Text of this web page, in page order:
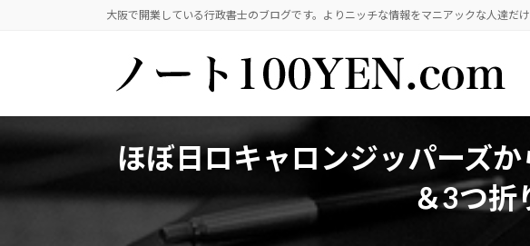
へ
ョ
大阪で開業している行政書士のブログです。よりニッチな情報をマニアックな人達だけ
ほぼ日ロキャロンジッパーズ
＆3つ折